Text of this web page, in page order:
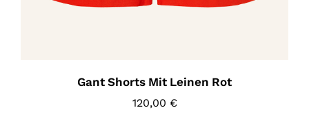
Gant Shorts Mit Leinen Rot
120,00 €